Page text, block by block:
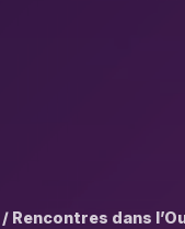
/ Rencontres dans